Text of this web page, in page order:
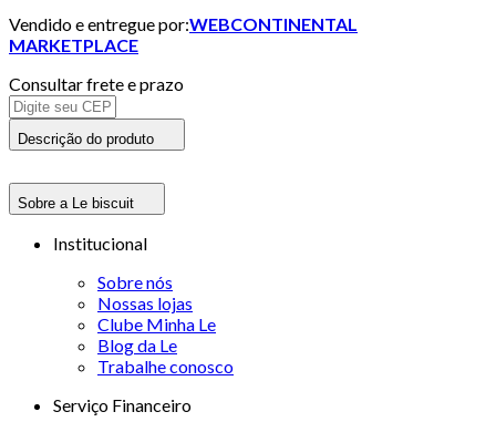
Vendido e entregue por:WEBCONTINENTAL
MARKETPLACE
Consultar frete e prazo
Descrição do produto
Sobre a Le biscuit
Institucional
Sobre nós
Nossas lojas
Clube Minha Le
Blog da Le
Trabalhe conosco
Serviço Financeiro